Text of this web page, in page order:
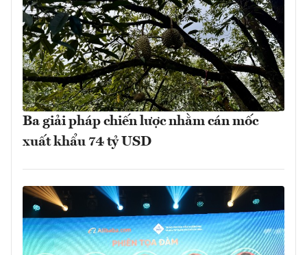
Ba giải pháp chiến lược nhằm cán mốc
xuất khẩu 74 tỷ USD